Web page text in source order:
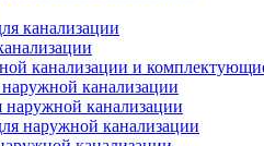
канализации
канализации и
канализации
канализации
наружной канализации